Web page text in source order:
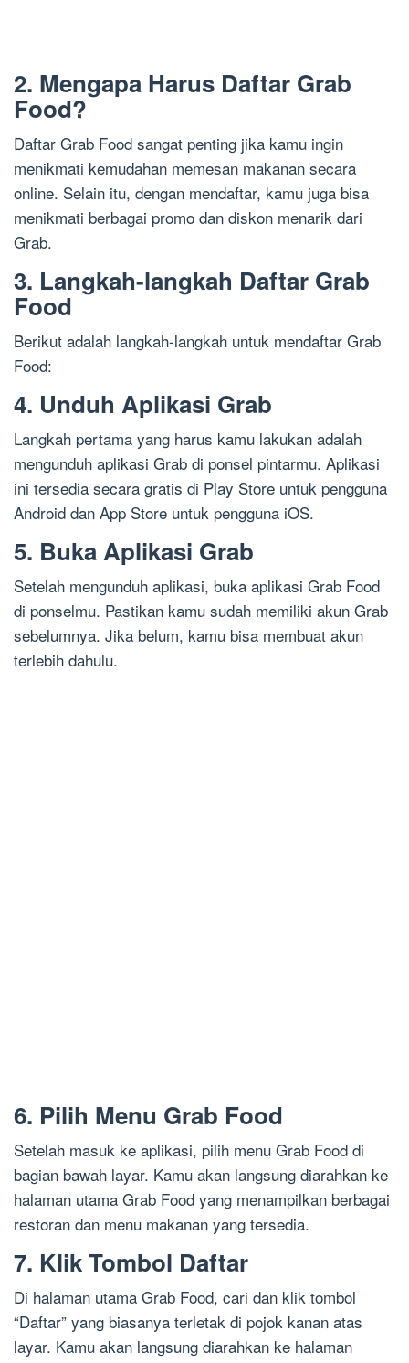
2. Mengapa Harus Daftar Grab
Food?
Daftar Grab Food sangat penting jika kamu ingin
menikmati kemudahan memesan makanan secara
online. Selain itu, dengan mendaftar, kamu juga bisa
menikmati berbagai promo dan diskon menarik dari
Grab.
3. Langkah-langkah Daftar Grab
Food
Berikut adalah langkah-langkah untuk mendaftar Grab
Food:
4. Unduh Aplikasi Grab
Langkah pertama yang harus kamu lakukan adalah
mengunduh aplikasi Grab di ponsel pintarmu. Aplikasi
ini tersedia secara gratis di Play Store untuk pengguna
Android dan App Store untuk pengguna iOS.
5. Buka Aplikasi Grab
Setelah mengunduh aplikasi, buka aplikasi Grab Food
di ponselmu. Pastikan kamu sudah memiliki akun Grab
sebelumnya. Jika belum, kamu bisa membuat akun
terlebih dahulu.
6. Pilih Menu Grab Food
Setelah masuk ke aplikasi, pilih menu Grab Food di
bagian bawah layar. Kamu akan langsung diarahkan ke
halaman utama Grab Food yang menampilkan berbagai
restoran dan menu makanan yang tersedia.
7. Klik Tombol Daftar
Di halaman utama Grab Food, cari dan klik tombol
“Daftar” yang biasanya terletak di pojok kanan atas
layar. Kamu akan langsung diarahkan ke halaman